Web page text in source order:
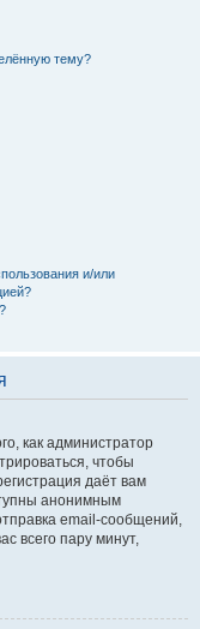
тему?
и/или
как администратор
чтобы
даёт вам
анонимным
email-сообщений,
всего пару минут,